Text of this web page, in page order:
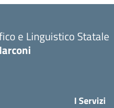
e Linguistico Statale
I Servizi